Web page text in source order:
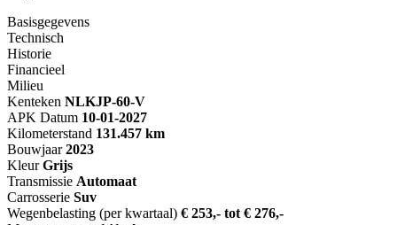
Basisgegevens
Technisch
Historie
Financieel
Milieu
Kenteken NLKJP-60-V
APK Datum 10-01-2027
Kilometerstand 131.457 km
Bouwjaar 2023
Kleur Grijs
Transmissie Automaat
Carrosserie Suv
Wegenbelasting (per kwartaal) € 253,- tot € 276,-